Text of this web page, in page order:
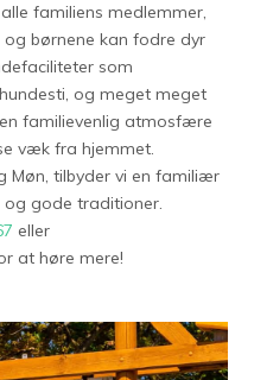
familiens medlemmer,
og børnene kan fodre dyr
som
og meget meget
familievenlig atmosfære
væk fra hjemmet.
Møn, tilbyder vi en familiær
gode traditioner.
eller
at høre mere!